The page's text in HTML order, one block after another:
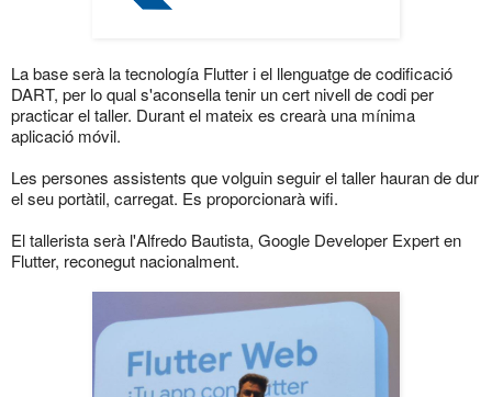
La base serà la tecnología Flutter i el llenguatge de codificació
DART, per lo qual s'aconsella tenir un cert nivell de codi per
practicar el taller. Durant el mateix es crearà una mínima
aplicació móvil.
Les persones assistents que volguin seguir el taller hauran de dur
el seu portàtil, carregat. Es proporcionarà wifi.
El tallerista serà l'Alfredo Bautista, Google Developer Expert en
Flutter, reconegut nacionalment.